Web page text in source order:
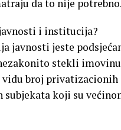
da to nije potrebno.
i institucija?
javnosti jeste
stekli
broj privatizacionih
koji su